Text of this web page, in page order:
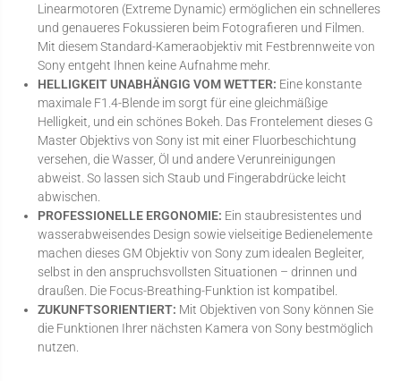
Linearmotoren (Extreme Dynamic) ermöglichen ein schnelleres
und genaueres Fokussieren beim Fotografieren und Filmen.
Mit diesem Standard-Kameraobjektiv mit Festbrennweite von
Sony entgeht Ihnen keine Aufnahme mehr.
HELLIGKEIT UNABHÄNGIG VOM WETTER: Eine konstante
maximale F1.4-Blende im sorgt für eine gleichmäßige
Helligkeit, und ein schönes Bokeh. Das Frontelement dieses G
Master Objektivs von Sony ist mit einer Fluorbeschichtung
versehen, die Wasser, Öl und andere Verunreinigungen
abweist. So lassen sich Staub und Fingerabdrücke leicht
abwischen.
PROFESSIONELLE ERGONOMIE: Ein staubresistentes und
wasserabweisendes Design sowie vielseitige Bedienelemente
machen dieses GM Objektiv von Sony zum idealen Begleiter,
selbst in den anspruchsvollsten Situationen – drinnen und
draußen. Die Focus-Breathing-Funktion ist kompatibel.
ZUKUNFTSORIENTIERT: Mit Objektiven von Sony können Sie
die Funktionen Ihrer nächsten Kamera von Sony bestmöglich
nutzen.